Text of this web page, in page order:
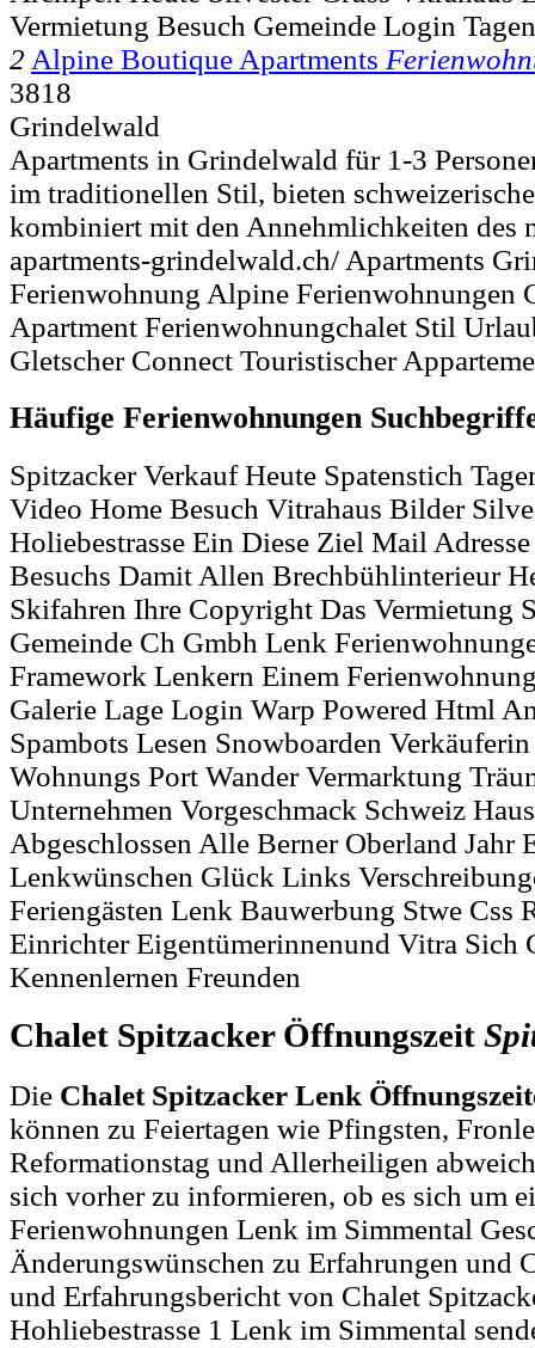
Vermietung Besuch Gemeinde Login
2 Alpine Boutique Apartments
3818
Grindelwald
Apartments in Grindelwald für 1-3
im traditionellen Stil, bieten
kombiniert mit den Annehmlichkeiten des
apartments-grindelwald.ch/ Apartments
Ferienwohnung Alpine Ferienwohnungen
Apartment Ferienwohnungchalet Stil
Gletscher Connect Touristischer
Häufige Ferienwohnungen
Spitzacker Verkauf Heute Spatenstich
Video Home Besuch Vitrahaus Bilder
Holiebestrasse Ein Diese Ziel Mail
Besuchs Damit Allen Brechbühlinterieur
Skifahren Ihre Copyright Das Vermietung
Gemeinde Ch Gmbh Lenk
Framework Lenkern Einem
Galerie Lage Login Warp Powered Html
Spambots Lesen Snowboarden
Wohnungs Port Wander Vermarktung
Unternehmen Vorgeschmack Schweiz
Abgeschlossen Alle Berner Oberland Jahr
Lenkwünschen Glück Links
Feriengästen Lenk Bauwerbung Stwe Css
Einrichter Eigentümerinnenund Vitra Sich
Kennenlernen Freunden
Chalet Spitzacker Öffnungszeit
Die Chalet Spitzacker Lenk
können zu Feiertagen wie Pfingsten,
Reformationstag und Allerheiligen
sich vorher zu informieren, ob es sich um
Ferienwohnungen Lenk im Simmental
Änderungswünschen zu Erfahrungen und
und Erfahrungsbericht von Chalet
Hohliebestrasse 1 Lenk im Simmental